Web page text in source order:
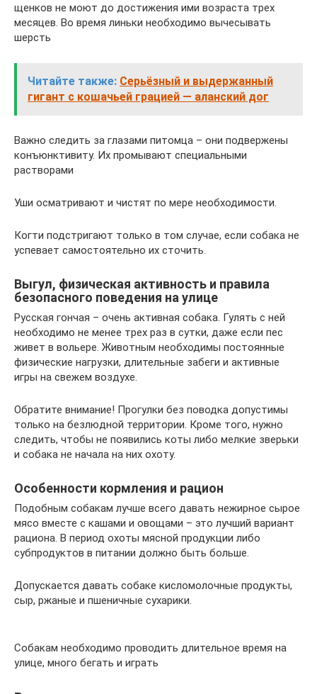
щенков не моют до достижения ими возраста трех
месяцев. Во время линьки необходимо вычесывать
шерсть
Читайте также: Серьёзный и выдержанный
гигант с кошачьей грацией — аланский дог
Важно следить за глазами питомца – они подвержены
конъюнктивиту. Их промывают специальными
растворами
Уши осматривают и чистят по мере необходимости.
Когти подстригают только в том случае, если собака не
успевает самостоятельно их сточить.
Выгул, физическая активность и правила
безопасного поведения на улице
Русская гончая – очень активная собака. Гулять с ней
необходимо не менее трех раз в сутки, даже если пес
живет в вольере. Животным необходимы постоянные
физические нагрузки, длительные забеги и активные
игры на свежем воздухе.
Обратите внимание! Прогулки без поводка допустимы
только на безлюдной территории. Кроме того, нужно
следить, чтобы не появились коты либо мелкие зверьки
и собака не начала на них охоту.
Особенности кормления и рацион
Подобным собакам лучше всего давать нежирное сырое
мясо вместе с кашами и овощами – это лучший вариант
рациона. В период охоты мясной продукции либо
субпродуктов в питании должно быть больше.
Допускается давать собаке кисломолочные продукты,
сыр, ржаные и пшеничные сухарики.
Собакам необходимо проводить длительное время на
улице, много бегать и играть